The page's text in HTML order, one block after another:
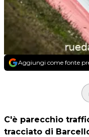
Aggiungi come fonte
C'è parecchio
tracciato di